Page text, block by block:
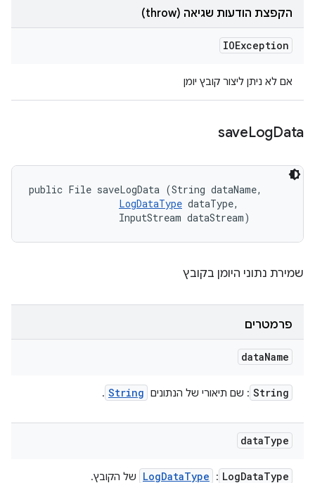
הקפצת הודעות שגיאה (throw)
IOException
אם לא ניתן ליצור קובץ יומן
saveLogData
public File saveLogData (String dataName,
LogDataType dataType,
                InputStream dataStream)
שמירת נתוני היומן בקובץ
פרמטרים
dataName
String : שם תיאורי של הנתונים String
.
dataType
LogDataType
:
LogDataType של הקובץ.